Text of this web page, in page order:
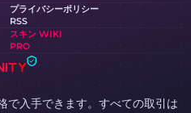
プライバシーポリシー
RSS
スキン WIKI
PRO
で入手できます。すべての取引は